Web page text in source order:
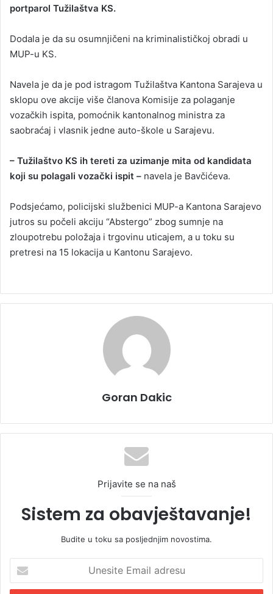
portparol Tužilaštva KS.
Dodala je da su osumnjičeni na kriminalističkoj obradi u
MUP-u KS.
Navela je da je pod istragom Tužilaštva Kantona Sarajeva u
sklopu ove akcije više članova Komisije za polaganje
vozačkih ispita, pomoćnik kantonalnog ministra za
saobraćaj i vlasnik jedne auto-škole u Sarajevu.
– Tužilaštvo KS ih tereti za uzimanje mita od kandidata
koji su polagali vozački ispit – navela je Bavčićeva.
Podsjećamo, policijski službenici MUP-a Kantona Sarajevo
jutros su počeli akciju “Abstergo” zbog sumnje na
zloupotrebu položaja i trgovinu uticajem, a u toku su
pretresi na 15 lokacija u Kantonu Sarajevo.
Goran Dakic
Prijavite se na naš
Sistem za obavještavanje!
Budite u toku sa posljednjim novostima.
e